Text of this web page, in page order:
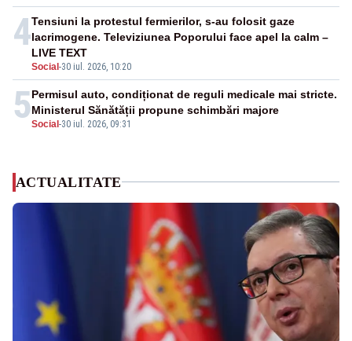
4
Social-30 iul. 2026, 10:20
Tensiuni la protestul fermierilor, s-au folosit gaze
lacrimogene. Televiziunea Poporului face apel la calm –
LIVE TEXT
5Social-30 iul. 2026, 09:31
Permisul auto, condiționat de reguli medicale mai stricte.
Ministerul Sănătății propune schimbări majore
ACTUALITATE